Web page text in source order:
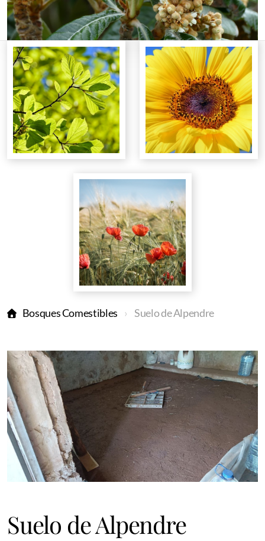
Bosques Comestibles Suelo de Alpendre
Suelo de Alpendre